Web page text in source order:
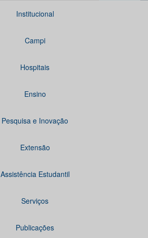
Institucional
Campi
Hospitais
Ensino
Pesquisa e Inovação
Extensão
Assistência Estudantil
Serviços
Publicações